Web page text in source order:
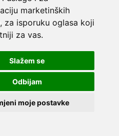
marketinških
, za isporuku oglasa koji
za vas.
Slažem se
Odbijam
moje postavke
Dopi grupa d.o.o.